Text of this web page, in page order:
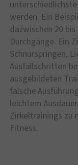
werden. Ein
dazwischen 20
Durchgänge. Ein
Schnurspringen,
Ausfallschritten
ausgebildeten
falsche
leichtem
Zirkeltrainings zu
Fitness.